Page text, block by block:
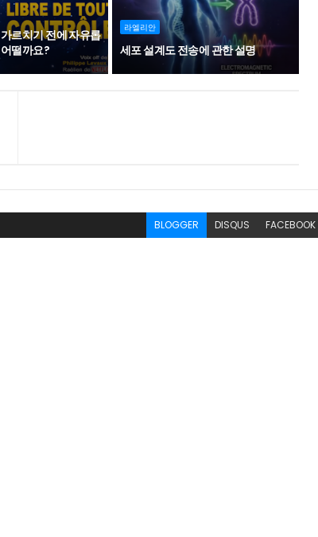
르치기 전에 자유롭
떨까요?
라엘리안
세포 설계도 전송에 관한 설명
BLOGGER DISQUS FACEBOOK